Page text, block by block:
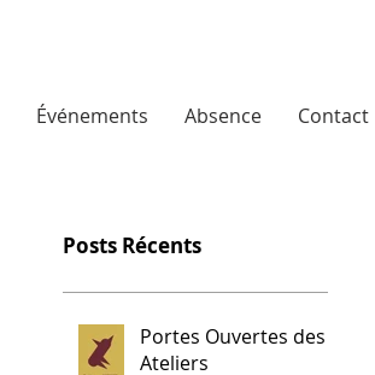
Événements Absence Contact
Posts Récents
Portes Ouvertes des
Ateliers